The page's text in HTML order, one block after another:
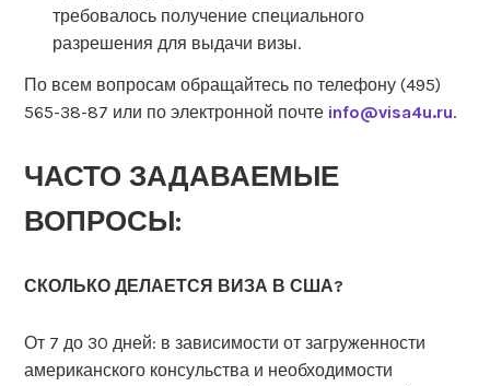
требовалось получение специального
разрешения для выдачи визы.
По всем вопросам обращайтесь по телефону (495)
565-38-87 или по электронной почте info@visa4u.ru.
ЧАСТО ЗАДАВАЕМЫЕ
ВОПРОСЫ:
СКОЛЬКО ДЕЛАЕТСЯ ВИЗА В США?
От 7 до 30 дней: в зависимости от загруженности
американского консульства и необходимости